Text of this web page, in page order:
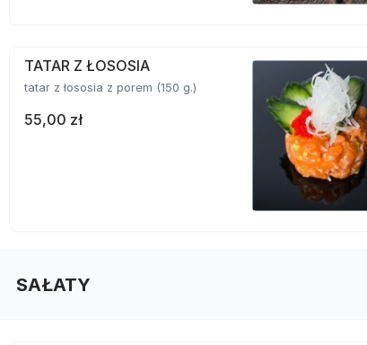
TATAR Z ŁOSOSIA
tatar z łososia z porem (150 g.)
55,00 zł
SAŁATY